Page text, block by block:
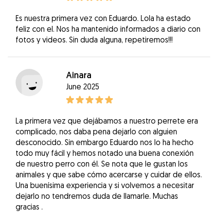
Es nuestra primera vez con Eduardo. Lola ha estado
feliz con el. Nos ha mantenido informados a diario con
fotos y videos. Sin duda alguna, repetiremos!!!
Ainara
June 2025
La primera vez que dejábamos a nuestro perrete era
complicado, nos daba pena dejarlo con alguien
desconocido. Sin embargo Eduardo nos lo ha hecho
todo muy fácil y hemos notado una buena conexión
de nuestro perro con él. Se nota que le gustan los
animales y que sabe cómo acercarse y cuidar de ellos.
Una buenísima experiencia y si volvemos a necesitar
dejarlo no tendremos duda de llamarle. Muchas
gracias .